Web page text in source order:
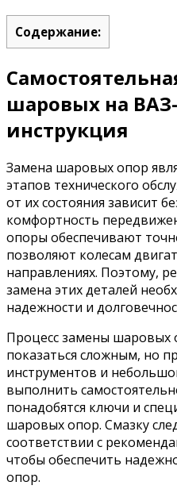
Содержание:
шаровых на
инструкция
Замена шаровых опор
этапов технического
от их состояния зависит
комфортность
опоры обеспечивают
позволяют колесам
направлениях. Поэтому,
замена этих деталей
надежности и
Процесс замены шаровых
показаться сложным, но
инструментов и
выполнить
понадобятся ключи и
шаровых опор. Смазку
соответствии с
чтобы обеспечить
опор.